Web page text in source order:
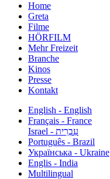
Home
Greta
Filme
HÖRFILM
Mehr Freizeit
Branche
Kinos
Presse
Kontakt
English - English
Français - France
עִבְרִית - Israel
Português - Brazil
Українська - Ukraine
Englis - India
Multilingual